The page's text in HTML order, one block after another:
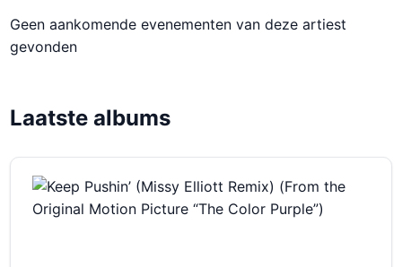
Geen aankomende evenementen van deze artiest
gevonden
Laatste albums